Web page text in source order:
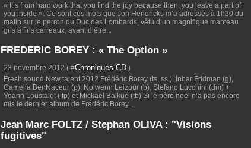
« It’s from hard work that you find the joy because then, you leave a part of
you inside ». Ce sont ces mots que Jon Hendricks m’a adressés à 1h30 du
matin sur le perron du Duc des Lombards, vêtu d’un magnifique manteau
gris à fins carreaux, avant d’être...
FREDERIC BOREY : « The Option »
23 novembre 2012 ( #Chroniques CD )
Fresh sound New talent 2012 Frédéric Borey (ts, ss ), Inbar Fridman (g),
Camelia BenNaceur (p), Nolwenn Leizour (b), Stefano Lucchini (dm) +
Yoann Loustalot ( tp) et Mickael Balkue (tb) Si le père noël n’a pas encore
mis le dernier album de Frédéric Borey...
Jean Marc FOLTZ / Stephan OLIVA : "Visions
fugitives"